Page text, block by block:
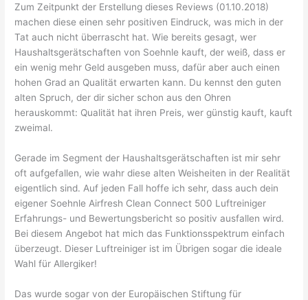
Zum Zeitpunkt der Erstellung dieses Reviews (01.10.2018)
machen diese einen sehr positiven Eindruck, was mich in der
Tat auch nicht überrascht hat. Wie bereits gesagt, wer
Haushaltsgerätschaften von Soehnle kauft, der weiß, dass er
ein wenig mehr Geld ausgeben muss, dafür aber auch einen
hohen Grad an Qualität erwarten kann. Du kennst den guten
alten Spruch, der dir sicher schon aus den Ohren
herauskommt: Qualität hat ihren Preis, wer günstig kauft, kauft
zweimal.
Gerade im Segment der Haushaltsgerätschaften ist mir sehr
oft aufgefallen, wie wahr diese alten Weisheiten in der Realität
eigentlich sind. Auf jeden Fall hoffe ich sehr, dass auch dein
eigener Soehnle Airfresh Clean Connect 500 Luftreiniger
Erfahrungs- und Bewertungsbericht so positiv ausfallen wird.
Bei diesem Angebot hat mich das Funktionsspektrum einfach
überzeugt. Dieser Luftreiniger ist im Übrigen sogar die ideale
Wahl für Allergiker!
Das wurde sogar von der Europäischen Stiftung für